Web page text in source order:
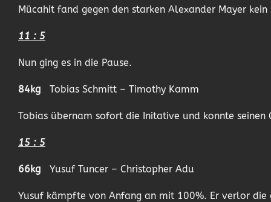
Mücahit fand gegen den starken Alexander Mayer
11 : 5
Nun ging es in die Pause.
84kg Tobias Schmitt – Timothy Kamm
Tobias übernam sofort die Initative und konnte
15 : 5
66kg Yusuf Tuncer – Christopher Adu
Yusuf kämpfte von Anfang an mit 100%. Er verlor die